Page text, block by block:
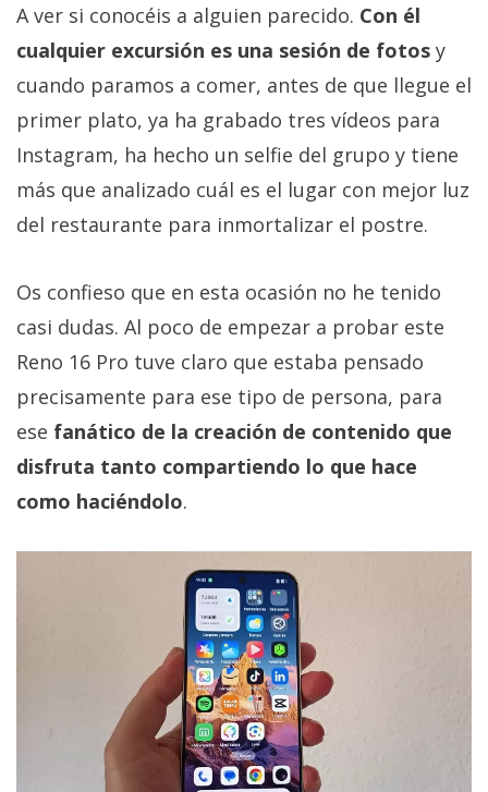
A ver si conocéis a alguien parecido. Con él
cualquier excursión es una sesión de fotos y
cuando paramos a comer, antes de que llegue el
primer plato, ya ha grabado tres vídeos para
Instagram, ha hecho un selfie del grupo y tiene
más que analizado cuál es el lugar con mejor luz
del restaurante para inmortalizar el postre.
Os confieso que en esta ocasión no he tenido
casi dudas. Al poco de empezar a probar este
Reno 16 Pro tuve claro que estaba pensado
precisamente para ese tipo de persona, para
ese fanático de la creación de contenido que
disfruta tanto compartiendo lo que hace
como haciéndolo.